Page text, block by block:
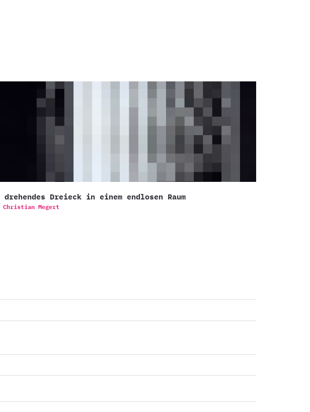
Dreieck in einem endlosen Raum
Christian Megert